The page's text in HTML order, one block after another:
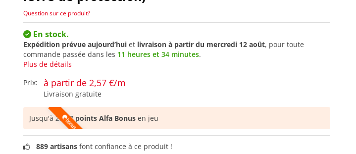
Question sur ce produit?
En stock.
Expédition prévue aujourd’hui et livraison à partir du mercredi 12 août, pour toute
commande passée dans les 11 heures et 34 minutes.
Plus de détails
Prix:
à partir de 2,57 €/m
Livraison gratuite
Jusqu'à2.587 points Alfa Bonus en jeu
889 artisans font confiance à ce produit !